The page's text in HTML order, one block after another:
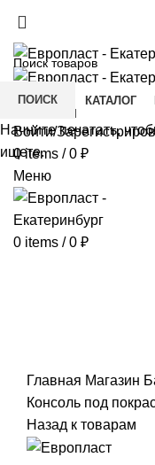
ГЛАВНАЯ КАТАЛОГ
КОНТАКТЫ
Войти/
0items / 0 ₽
Меню
0 items / 0 ₽
Главная Магазин
Консоль под
Назад к товарам
ПОИСК
Начните печатать,
ищете.